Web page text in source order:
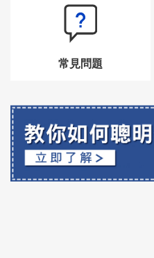
常見問題